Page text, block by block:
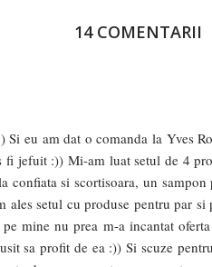
14 COMENTARII
Si eu am dat o comanda la Yves
fi jefuit :)) Mi-am luat setul de 4
confiata si scortisoara, un
ales setul cu produse pentru par
mine nu prea m-a incantat
sa profit de ea :)) Si scuze